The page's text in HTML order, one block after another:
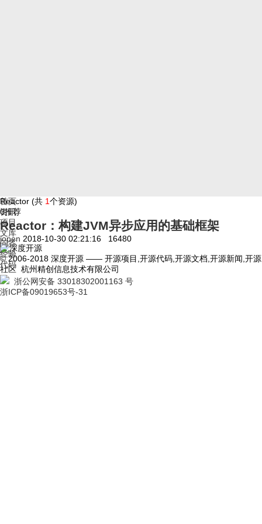
首页
资讯
项目
文库
问答
经验
代码
Reactor (共 1个资源)
0推荐
Reactor：构建JVM异步应用的基础框架
jopen 2018-10-30 02:21:16 16480
© 2006-2018 深度开源 —— 开源项目,开源代码,开源文档,开源新闻,开源
社区 杭州精创信息技术有限公司
浙公网安备 33018302001163 号
浙ICP备09019653号-31